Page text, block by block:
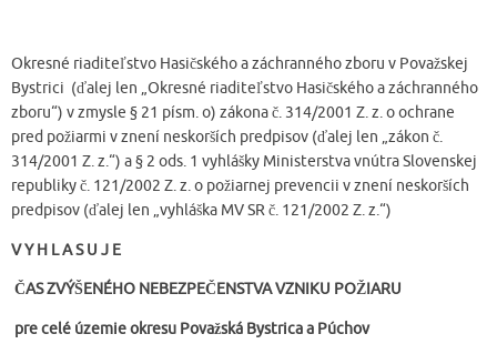
Okresné riaditeľstvo Hasičského a záchranného zboru v Považskej
Bystrici (ďalej len „Okresné riaditeľstvo Hasičského a záchranného
zboru“) v zmysle § 21 písm. o) zákona č. 314/2001 Z. z. o ochrane
pred požiarmi v znení neskorších predpisov (ďalej len „zákon č.
314/2001 Z. z.“) a § 2 ods. 1 vyhlášky Ministerstva vnútra Slovenskej
republiky č. 121/2002 Z. z. o požiarnej prevencii v znení neskorších
predpisov (ďalej len „vyhláška MV SR č. 121/2002 Z. z.“)
V Y H L A S U J E
ČAS ZVÝŠENÉHO NEBEZPEČENSTVA VZNIKU POŽIARU
pre celé územie okresu Považská Bystrica a Púchov